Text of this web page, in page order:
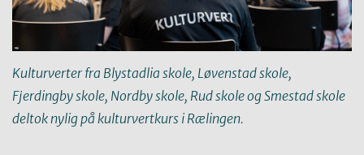
Kulturverter fra Blystadlia skole, Løvenstad skole,
Fjerdingby skole, Nordby skole, Rud skole og Smestad skole
deltok nylig på kulturvertkurs i Rælingen.